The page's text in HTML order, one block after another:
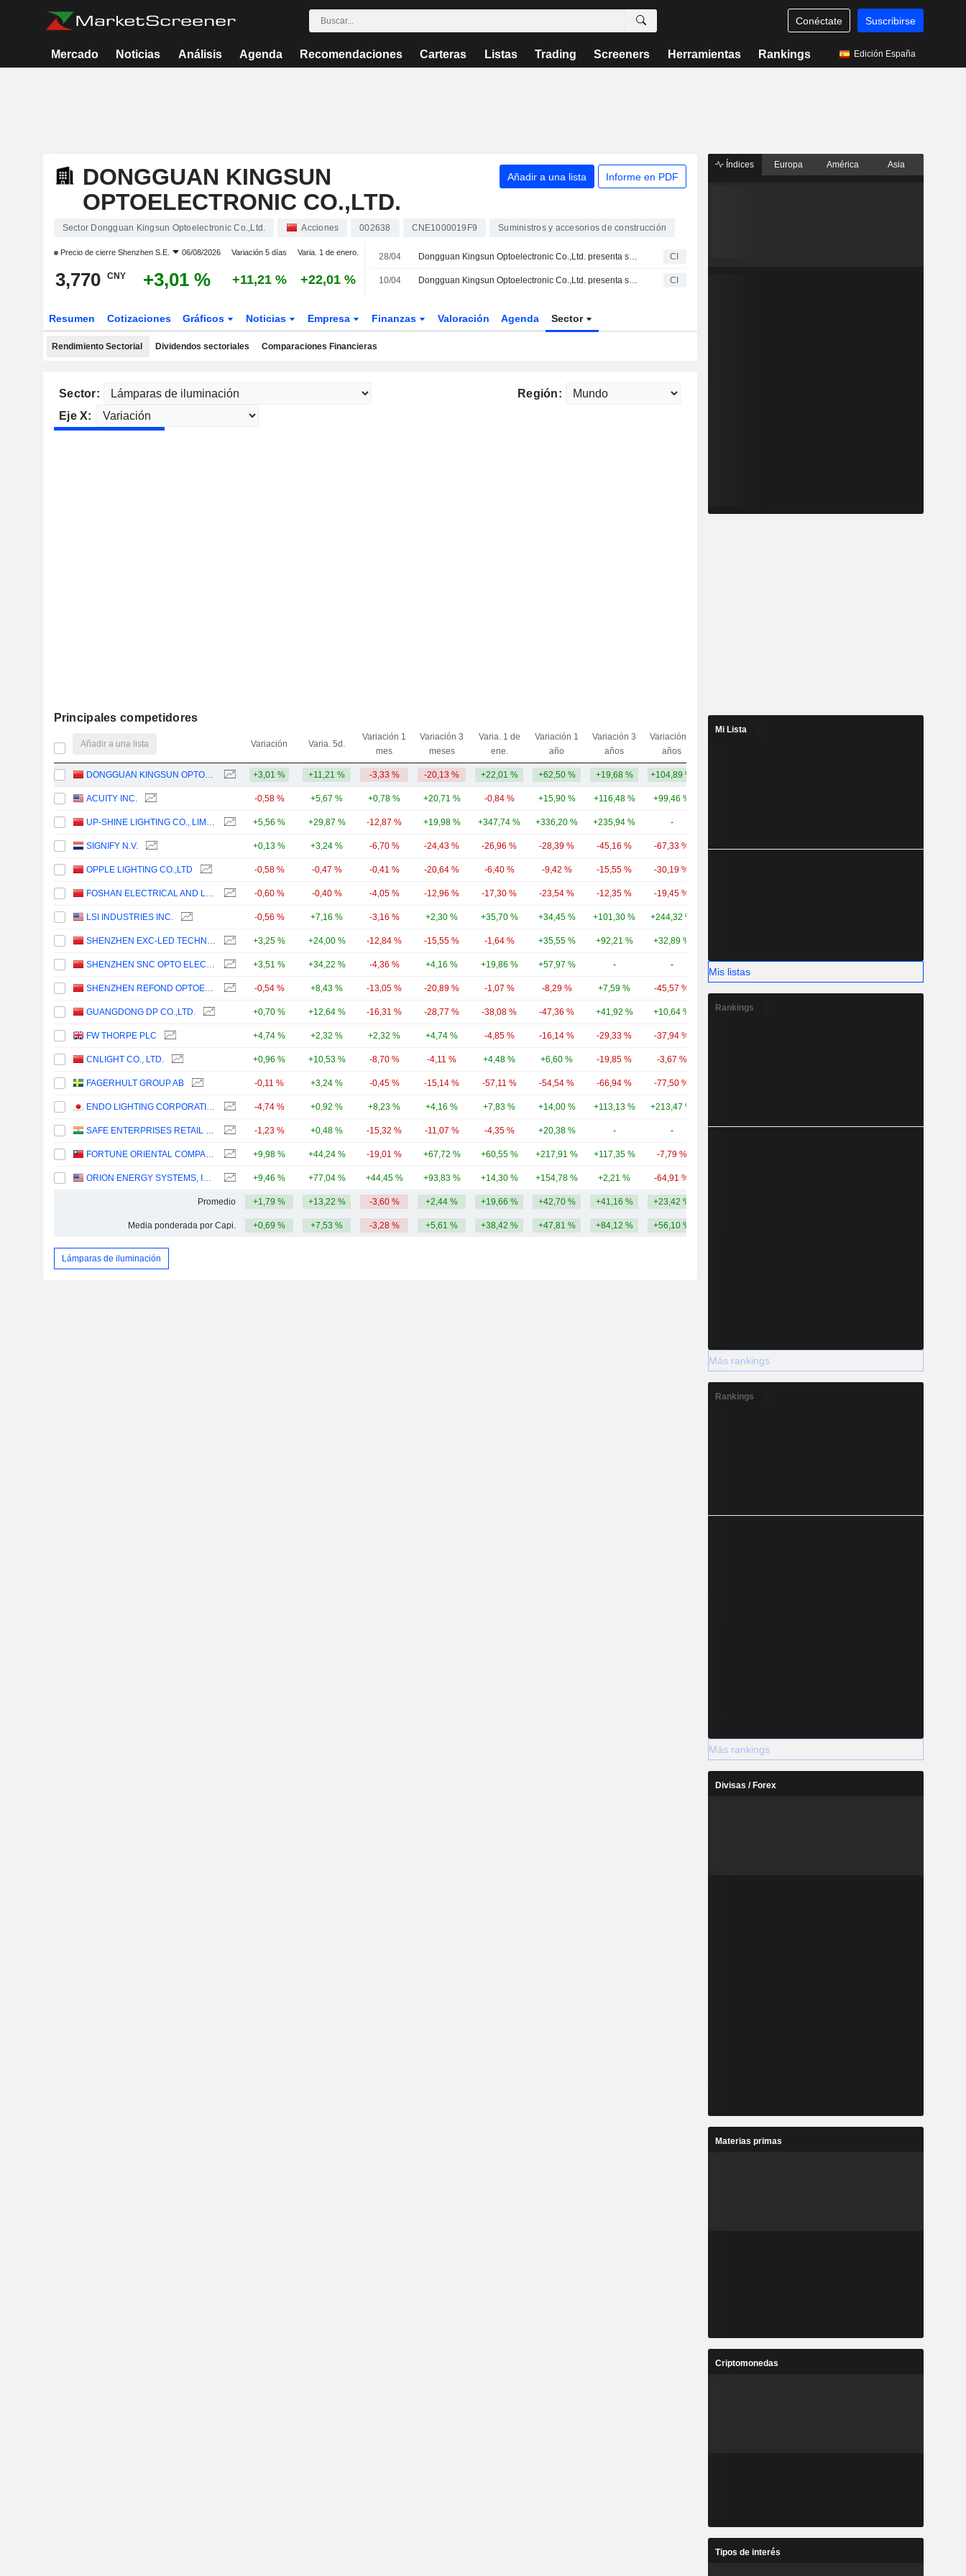
Conéctate Suscribirse
Mercado Noticias Análisis Agenda Recomendaciones Carteras Listas Trading Screeners Herramientas Rankings Edición España
DONGGUAN KINGSUN
OPTOELECTRONIC CO.,LTD.
Añadir a una lista Informe en PDF
Sector Dongguan Kingsun Optoelectronic Co.,Ltd. Acciones 002638 CNE1000019F9 Suministros y accesorios de construcción
Precio de cierre Shenzhen S.E. 06/08/2026 Variación 5 días Varia. 1 de enero.
3,770 CNY +3,01 % +11,21 % +22,01 %
28/04 Dongguan Kingsun Optoelectronic Co.,Ltd. presenta sus resultados financieros del primer trimestre finalizado el 31 de marzo de 2026 CI
10/04 Dongguan Kingsun Optoelectronic Co.,Ltd. presenta sus resultados anuales correspondientes al ejercicio cerrado el 31 de diciembre de 2025 CI
Resumen Cotizaciones Gráficos Noticias Empresa Finanzas Valoración Agenda Sector
Rendimiento Sectorial Dividendos sectoriales Comparaciones Financieras
Sector:
Región:
Eje X:
Principales competidores
Añadir a una lista Variación Varia. 5d.
Variación 1
mes
Variación 3
meses
Varia. 1 de
ene.
Variación 1
año
Variación 3
años
Variación 5
años
DONGGUAN KINGSUN OPTOELECTRONIC CO.,LTD. +3,01 % +11,21 % -3,33 % -20,13 % +22,01 % +62,50 % +19,68 % +104,89 %
ACUITY INC. -0,58 % +5,67 % +0,78 % +20,71 % -0,84 % +15,90 % +116,48 % +99,46 %
UP-SHINE LIGHTING CO., LIMITED +5,56 % +29,87 % -12,87 % +19,98 % +347,74 % +336,20 % +235,94 % -
SIGNIFY N.V. +0,13 % +3,24 % -6,70 % -24,43 % -26,96 % -28,39 % -45,16 % -67,33 %
OPPLE LIGHTING CO.,LTD -0,58 % -0,47 % -0,41 % -20,64 % -6,40 % -9,42 % -15,55 % -30,19 %
FOSHAN ELECTRICAL AND LIGHTING CO.,LTD -0,60 % -0,40 % -4,05 % -12,96 % -17,30 % -23,54 % -12,35 % -19,45 %
LSI INDUSTRIES INC. -0,56 % +7,16 % -3,16 % +2,30 % +35,70 % +34,45 % +101,30 % +244,32 %
SHENZHEN EXC-LED TECHNOLOGY CO.LTD +3,25 % +24,00 % -12,84 % -15,55 % -1,64 % +35,55 % +92,21 % +32,89 %
SHENZHEN SNC OPTO ELECTRONIC CO.,LTD +3,51 % +34,22 % -4,36 % +4,16 % +19,86 % +57,97 % - - - 614 M
SHENZHEN REFOND OPTOELECTRONICS CO.,LTD. -0,54 % +8,43 % -13,05 % -20,89 % -1,07 % -8,29 % +7,59 % -45,57 %
GUANGDONG DP CO.,LTD. +0,70 % +12,64 % -16,31 % -28,77 % -38,08 % -47,36 % +41,92 % +10,64 % -
FW THORPE PLC +4,74 % +2,32 % +2,32 % +4,74 % -4,85 % -16,14 % -29,33 % -37,94 %
CNLIGHT CO., LTD. +0,96 % +10,53 % -8,70 % -4,11 % +4,48 % +6,60 % -19,85 % -3,67 %
FAGERHULT GROUP AB -0,11 % +3,24 % -0,45 % -15,14 % -57,11 % -54,54 % -66,94 % -77,50 %
ENDO LIGHTING CORPORATION -4,74 % +0,92 % +8,23 % +4,16 % +7,83 % +14,00 % +113,13 % +213,47 %
SAFE ENTERPRISES RETAIL FIXTURES LIMITED -1,23 % +0,48 % -15,32 % -11,07 % -4,35 % +20,38 % - -
FORTUNE ORIENTAL COMPANY LIMITED +9,98 % +44,24 % -19,01 % +67,72 % +60,55 % +217,91 % +117,35 % -7,79 %
ORION ENERGY SYSTEMS, INC. +9,46 % +77,04 % +44,45 % +93,83 % +14,30 % +154,78 % +2,21 % -64,91 %
Promedio +1,79 % +13,22 % -3,60 % +2,44 % +19,66 % +42,70 % +41,16 % +23,42 %
Media ponderada por Capi. +0,69 % +7,53 % -3,28 % +5,61 % +38,42 % +47,81 % +84,12 % +56,10 %
Lámparas de iluminación
Índices Europa América Asia
Mi Lista
Mis listas
Rankings
Más rankings
Rankings
Más rankings
Divisas / Forex
Materias primas
Criptomonedas
Tipos de interés